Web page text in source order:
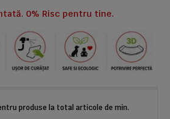
0% Risc pentru tine.
produse la total articole de min.